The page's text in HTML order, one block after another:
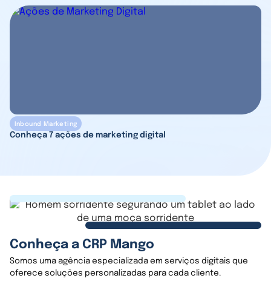
Inbound Marketing
Conheça 7 ações de marketing digital
Conheça a CRP Mango
Somos uma agência especializada em serviços digitais que
oferece soluções personalizadas para cada cliente.